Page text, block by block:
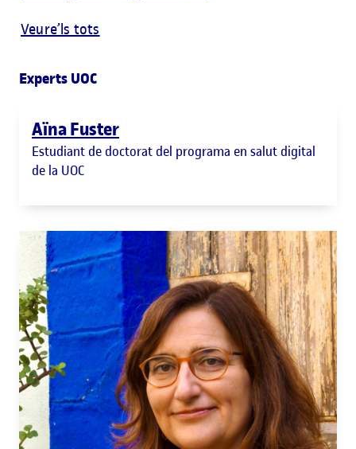
Veure’ls tots
Experts UOC
Aïna Fuster
Estudiant de doctorat del programa en salut digital
de la UOC